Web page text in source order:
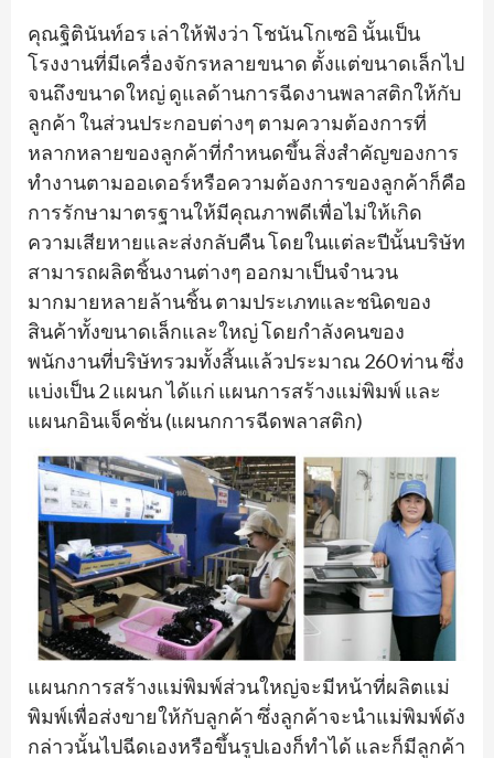
คุณฐิตินันท์อร เล่าให้ฟังว่า โชนันโกเซอิ นั้นเป็น
โรงงานที่มีเครื่องจักรหลายขนาด ตั้งแต่ขนาดเล็กไป
จนถึงขนาดใหญ่ ดูแลด้านการฉีดงานพลาสติกให้กับ
ลูกค้า ในส่วนประกอบต่างๆ ตามความต้องการที่
หลากหลายของลูกค้าที่กำหนดขึ้น สิ่งสำคัญของการ
ทำงานตามออเดอร์หรือความต้องการของลูกค้าก็คือ
การรักษามาตรฐานให้มีคุณภาพดีเพื่อไม่ให้เกิด
ความเสียหายและส่งกลับคืน โดยในแต่ละปีนั้นบริษัท
สามารถผลิตชิ้นงานต่างๆ ออกมาเป็นจำนวน
มากมายหลายล้านชิ้น ตามประเภทและชนิดของ
สินค้าทั้งขนาดเล็กและใหญ่ โดยกำลังคนของ
พนักงานที่บริษัทรวมทั้งสิ้นแล้วประมาณ 260 ท่าน ซึ่ง
แบ่งเป็น 2 แผนก ได้แก่ แผนการสร้างแม่พิมพ์ และ
แผนกอินเจ็คชั่น (แผนกการฉีดพลาสติก)
แผนกการสร้างแม่พิมพ์ส่วนใหญ่จะมีหน้าที่ผลิตแม่
พิมพ์เพื่อส่งขายให้กับลูกค้า ซึ่งลูกค้าจะนำแม่พิมพ์ดัง
กล่าวนั้นไปฉีดเองหรือขึ้นรูปเองก็ทำได้ และก็มีลูกค้า